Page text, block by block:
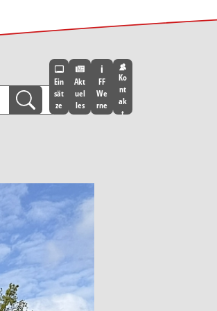
Ein
sät
ze
Akt
uel
les
FF
We
rne
Ko
nt
ak
t